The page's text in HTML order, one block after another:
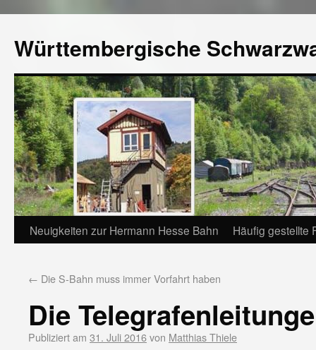
Württembergische
Neuigkeiten zur Hermann Hesse Bahn Häufig gestellte
← Die S-Bahn muss immer Vorfahrt haben
Die
Publiziert am 31. Juli 2016von Matthias Thiele